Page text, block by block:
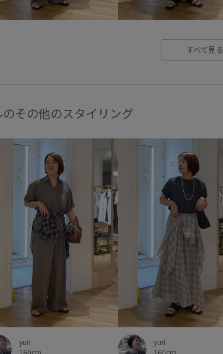
すべて見る
その他のスタイリング
yuri
160cm
yuri
160cm